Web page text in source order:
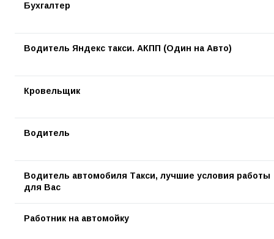
Бухгалтер
Водитель Яндекс такси. АКПП (Один на Авто)
Кровельщик
Водитель
Водитель автомобиля Такси, лучшие условия работы
для Вас
Работник на автомойку